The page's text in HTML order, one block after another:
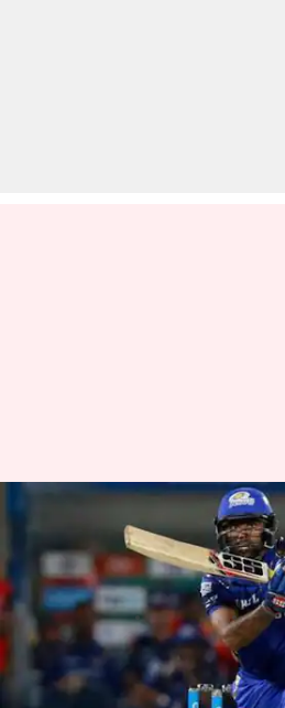
IPL से पहले मुंबई
बल्लेबाज़ का कमाल,
में जड़े दो शतक
लेखन मोहम्मद वाहिद Feb 29, 2020 06:10
क्या है खबर?